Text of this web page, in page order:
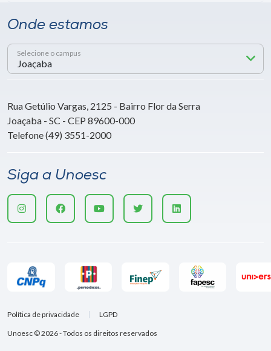
Onde estamos
Selecione o campus
Rua Getúlio Vargas, 2125 - Bairro Flor da Serra
Joaçaba - SC - CEP 89600-000
Telefone (49) 3551-2000
Siga a Unoesc
Unoesc © 2026 - Todos os direitos reservados
Política de privacidade LGPD